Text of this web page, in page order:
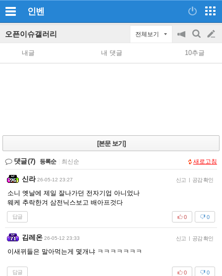
인벤
오픈이슈갤러리 전체보기
공
지
on/off
검
색
글
쓰
내글 내 댓글 10추글
[본문 보기]
댓글(7) 등록순 최신순 새로고침
신라 26-05-12 23:27 신고 | 공감 확인
소니 옛날에 제일 잘나가던 전자기업 아니었나
웨케 추락한겨 삼전닉스보고 배아프것다
답글 0
0
김레온 26-05-12 23:33 신고 | 공감 확인
이새뀌들은 말아먹는게 몇개냐 ㅋㅋㅋㅋㅋㅋㅋ
답글 0
0